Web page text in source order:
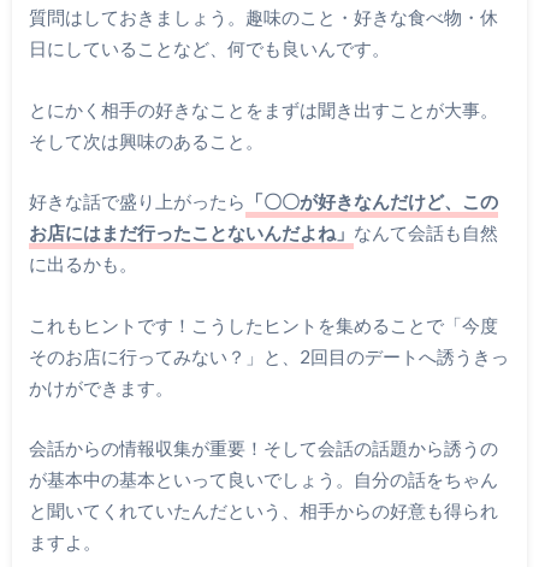
質問はしておきましょう。趣味のこと・好きな食べ物・休
日にしていることなど、何でも良いんです。
とにかく相手の好きなことをまずは聞き出すことが大事。
そして次は興味のあること。
好きな話で盛り上がったら 「〇〇が好きなんだけど、この
お店にはまだ行ったことないんだよね」 なんて会話も自然
に出るかも。
これもヒントです！こうしたヒントを集めることで「今度
そのお店に行ってみない？」と、2回目のデートへ誘うきっ
かけができます。
会話からの情報収集が重要！そして会話の話題から誘うの
が基本中の基本といって良いでしょう。自分の話をちゃん
と聞いてくれていたんだという、相手からの好意も得られ
ますよ。